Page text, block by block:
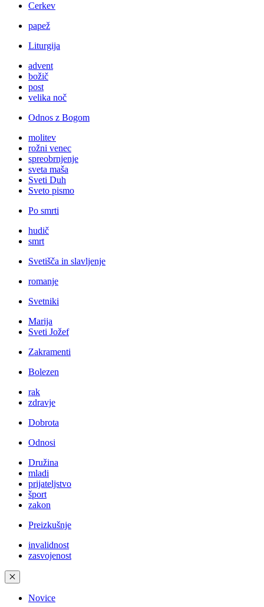
Cerkev
papež
Liturgija
advent
božič
post
velika noč
Odnos z Bogom
molitev
rožni venec
spreobrnjenje
sveta maša
Sveti Duh
Sveto pismo
Po smrti
hudič
smrt
Svetišča in slavljenje
romanje
Svetniki
Marija
Sveti Jožef
Zakramenti
Bolezen
rak
zdravje
Dobrota
Odnosi
Družina
mladi
prijateljstvo
šport
zakon
Preizkušnje
invalidnost
zasvojenost
✕
Novice